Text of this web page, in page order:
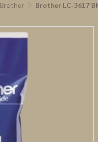
Brother Brother LC-3617